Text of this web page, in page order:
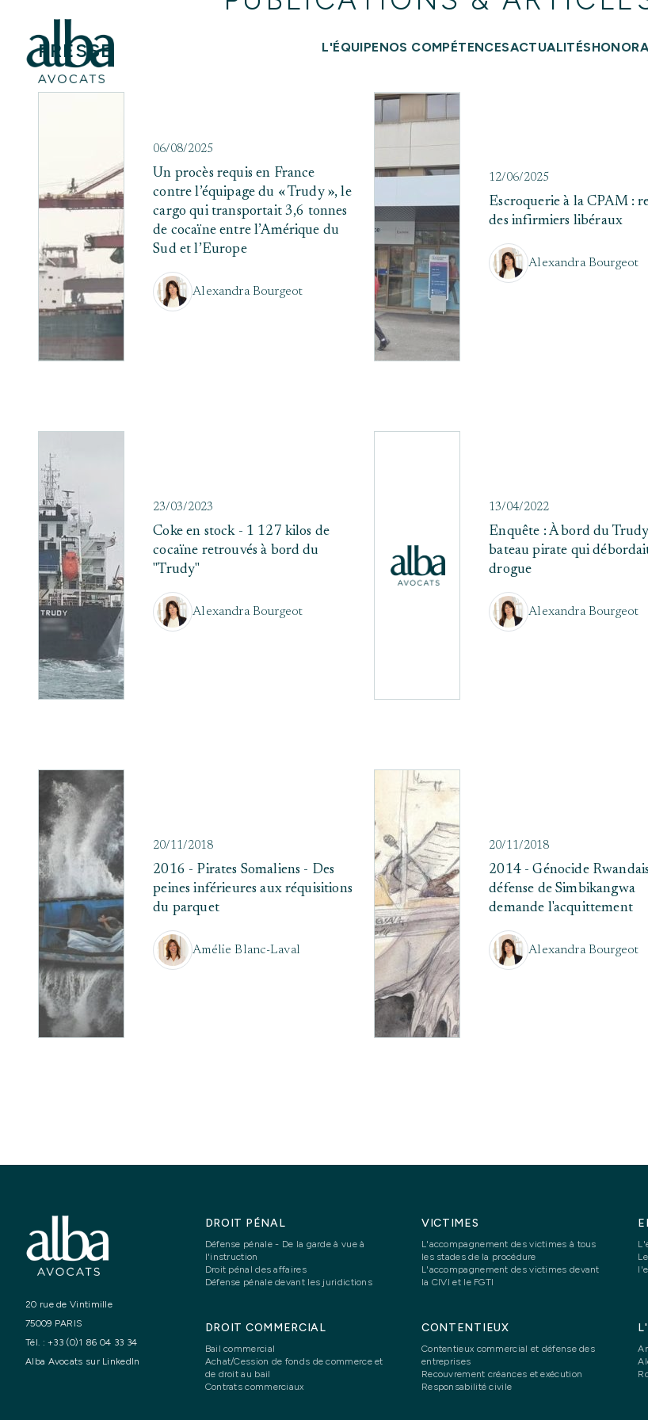
L'ÉQUIPENOS COMPÉTENCESACTUALITÉS
PRESSE
06/08/2025
Un procès requis en France
contre l’équipage du « Trudy », le
cargo qui transportait 3,6 tonnes
de cocaïne entre l’Amérique du
Sud et l’Europe
Alexandra Bourgeot
12/06/2025
Escroquerie à la CPAM :
des infirmiers libéraux
Alexandra Bourgeot
23/03/2023
Coke en stock - 1 127 kilos de
cocaïne retrouvés à bord du
"Trudy"
Alexandra Bourgeot
13/04/2022
Enquête : À bord du
bateau pirate qui
drogue
Alexandra Bourgeot
20/11/2018
2016 - Pirates Somaliens - Des
peines inférieures aux réquisitions
du parquet
Amélie Blanc-Laval
20/11/2018
2014 - Génocide
défense de Simbikangwa
demande l'acquittement
Alexandra Bourgeot
20 rue de Vintimille
75009 PARIS
Tél. :+33 (0)1 86 04 33 34
Alba Avocats sur LinkedIn
DROIT PÉNAL
Défense pénale - De la garde à vue à
l'instruction
Droit pénal des affaires
Défense pénale devant les juridictions
VICTIMES
L'accompagnement des victimes à tous
les stades de la procédure
L'accompagnement des victimes devant
la CIVI et le FGTI
DROIT COMMERCIAL
Bail commercial
Achat/Cession de fonds de commerce et
de droit au bail
Contrats commerciaux
CONTENTIEUX
Contentieux commercial et défense des
entreprises
Recouvrement créances et exécution
Responsabilité civile